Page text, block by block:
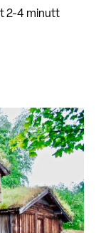
2-4 minutt